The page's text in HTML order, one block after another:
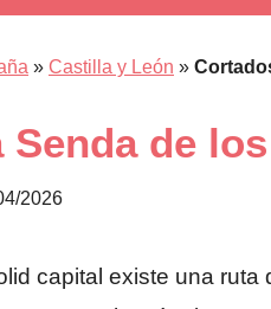
» Castilla y León »
Senda de
2026
capital existe una